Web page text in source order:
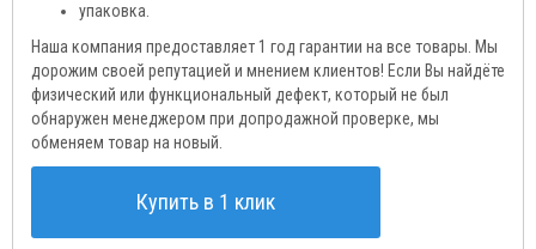
упаковка.
Наша компания предоставляет 1 год гарантии на все товары. Мы
дорожим своей репутацией и мнением клиентов! Если Вы найдёте
физический или функциональный дефект, который не был
обнаружен менеджером при допродажной проверке, мы
обменяем товар на новый.
Купить в 1 клик